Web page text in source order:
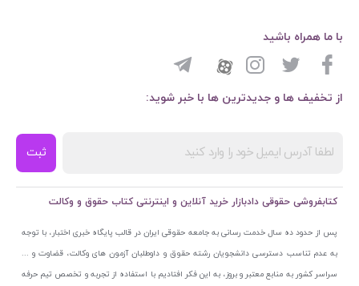
از تخفیف ها و جدیدترین ها با خبر شوید:
ثبت
با ما همراه باشید
کتابفروشی حقوقی دادبازار خرید آنلاین و اینترنتی کتاب حقوق و وکالت
پس از حدود ده سال خدمت رسانی به جامعه حقوقی ایران در قالب پایگاه خبری اختبار، با توجه
به عدم تناسب دسترسی دانشجویان رشته حقوق و داوطلبان آزمون های وکالت، قضاوت و ...
سراسر کشور به منابع معتبر و بروز، به این فکر افتادیم با استفاده از تجربه و تخصص تیم حرفه